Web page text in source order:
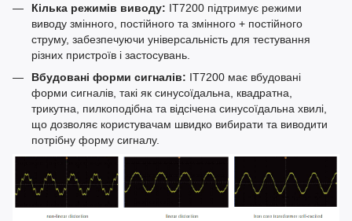
Кілька режимів виводу: IT7200 підтримує режими
виводу змінного, постійного та змінного + постійного
струму, забезпечуючи універсальність для тестування
різних пристроїв і застосувань.
Вбудовані форми сигналів: IT7200 має вбудовані
форми сигналів, такі як синусоїдальна, квадратна,
трикутна, пилкоподібна та відсічена синусоїдальна хвилі,
що дозволяє користувачам швидко вибирати та виводити
потрібну форму сигналу.